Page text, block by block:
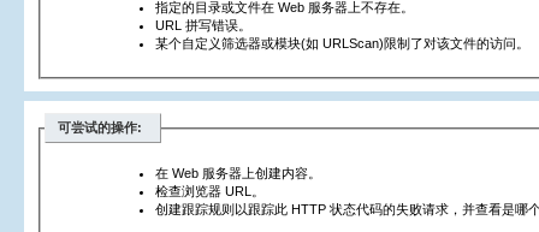
指定的目录或文件在 Web 服务器上不存在。
URL 拼写错误。
某个自定义筛选器或模块(如 URLScan)限制了对该文件的访问。
可尝试的操作:
在 Web 服务器上创建内容。
检查浏览器 URL。
创建跟踪规则以跟踪此 HTTP 状态代码的失败请求，并查看是哪